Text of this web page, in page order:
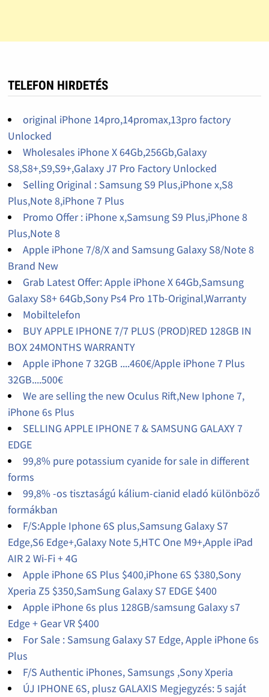
TELEFON HIRDETÉS
original iPhone 14pro,14promax,13pro factory
Unlocked
Wholesales iPhone X 64Gb,256Gb,Galaxy
S8,S8+,S9,S9+,Galaxy J7 Pro Factory Unlocked
Selling Original : Samsung S9 Plus,iPhone x,S8
Plus,Note 8,iPhone 7 Plus
Promo Offer : iPhone x,Samsung S9 Plus,iPhone 8
Plus,Note 8
Apple iPhone 7/8/X and Samsung Galaxy S8/Note 8
Brand New
Grab Latest Offer: Apple iPhone X 64Gb,Samsung
Galaxy S8+ 64Gb,Sony Ps4 Pro 1Tb-Original,Warranty
Mobiltelefon
BUY APPLE IPHONE 7/7 PLUS (PROD)RED 128GB IN
BOX 24MONTHS WARRANTY
Apple iPhone 7 32GB ....460€/Apple iPhone 7 Plus
32GB....500€
We are selling the new Oculus Rift,New Iphone 7,
iPhone 6s Plus
SELLING APPLE IPHONE 7 & SAMSUNG GALAXY 7
EDGE
99,8% pure potassium cyanide for sale in different
forms
99,8% -os tisztaságú kálium-cianid eladó különböző
formákban
F/S:Apple Iphone 6S plus,Samsung Galaxy S7
Edge,S6 Edge+,Galaxy Note 5,HTC One M9+,Apple iPad
AIR 2 Wi-Fi + 4G
Apple iPhone 6S Plus $400,iPhone 6S $380,Sony
Xperia Z5 $350,SamSung Galaxy S7 EDGE $400
Apple iPhone 6s plus 128GB/samsung Galaxy s7
Edge + Gear VR $400
For Sale : Samsung Galaxy S7 Edge, Apple iPhone 6s
Plus
F/S Authentic iPhones, Samsungs ,Sony Xperia
ÚJ IPHONE 6S, plusz GALAXIS Megjegyzés: 5 saját